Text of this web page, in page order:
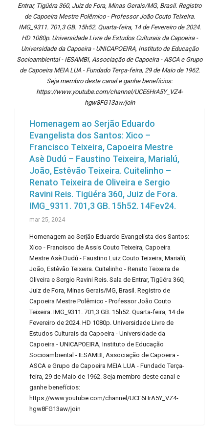
Entrar, Tigüéra 360, Juiz de Fora, Minas Gerais/MG, Brasil. Registro
de Capoeira Mestre Polêmico - Professor João Couto Teixeira.
IMG_9311. 701,3 GB. 15h52. Quarta-feira, 14 de Fevereiro de 2024.
HD 1080p. Universidade Livre de Estudos Culturais da Capoeira -
Universidade da Capoeira - UNICAPOEIRA, Instituto de Educação
Socioambiental - IESAMBI, Associação de Capoeira - ASCA e Grupo
de Capoeira MEIA LUA - Fundado Terça-feira, 29 de Maio de 1962.
Seja membro deste canal e ganhe benefícios:
https://www.youtube.com/channel/UCE6HrA5Y_VZ4-
hgw8FG13aw/join
Homenagem ao Serjão Eduardo
Evangelista dos Santos: Xico –
Francisco Teixeira, Capoeira Mestre
Asè Dudú – Faustino Teixeira, Marialú,
João, Estêvão Teixeira. Cuitelinho –
Renato Teixeira de Oliveira e Sergio
Ravini Reis. Tigüéra 360, Juiz de Fora.
IMG_9311. 701,3 GB. 15h52. 14Fev24.
mar 25, 2024
Homenagem ao Serjão Eduardo Evangelista dos Santos:
Xico - Francisco de Assis Couto Teixeira, Capoeira
Mestre Asè Dudú - Faustino Luiz Couto Teixeira, Marialú,
João, Estêvão Teixeira. Cuitelinho - Renato Teixeira de
Oliveira e Sergio Ravini Reis. Sala de Entrar, Tigüéra 360,
Juiz de Fora, Minas Gerais/MG, Brasil. Registro de
Capoeira Mestre Polêmico - Professor João Couto
Teixeira. IMG_9311. 701,3 GB. 15h52. Quarta-feira, 14 de
Fevereiro de 2024. HD 1080p. Universidade Livre de
Estudos Culturais da Capoeira - Universidade da
Capoeira - UNICAPOEIRA, Instituto de Educação
Socioambiental - IESAMBI, Associação de Capoeira -
ASCA e Grupo de Capoeira MEIA LUA - Fundado Terça-
feira, 29 de Maio de 1962. Seja membro deste canal e
ganhe benefícios:
https://www.youtube.com/channel/UCE6HrA5Y_VZ4-
hgw8FG13aw/join